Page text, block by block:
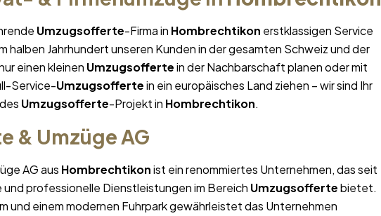
Umzugsofferte-Firma in Hombrechtikon erstklassigen Service
halben Jahrhundert unseren Kunden in der gesamten Schweiz und der
einen kleinen Umzugsoffertein der Nachbarschaft planen oder mit
Service-Umzugsoffertein ein europäisches Land ziehen – wir sind Ihr
Umzugsofferte-Projekt in Hombrechtikon.
& Umzüge AG
AG aus Hombrechtikonist ein renommiertes Unternehmen, das seit
professionelle Dienstleistungen im Bereich Umzugsoffertebietet.
und einem modernen Fuhrpark gewährleistet das Unternehmen